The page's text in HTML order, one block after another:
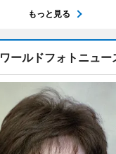
もっと見る
ワールドフォトニュー